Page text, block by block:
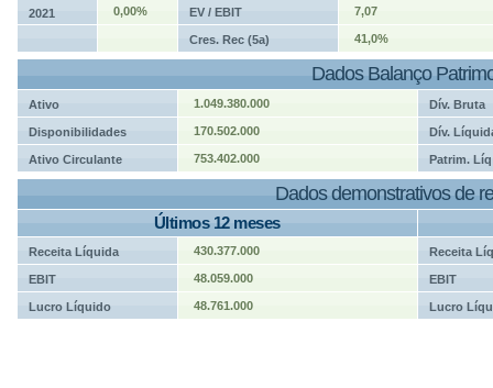
2021 0,00% EV / EBIT 7,07
Cres. Rec (5a) 41,0%
Dados Balanço
Ativo 1.049.380.000 Dív. Bruta
Disponibilidades 170.502.000 Dív.
Ativo Circulante 753.402.000 Patrim. Líq
Dados demonstrativos de
Últimos 12 meses
Receita Líquida 430.377.000 Receita
EBIT 48.059.000 EBIT
Lucro Líquido 48.761.000 Lucro